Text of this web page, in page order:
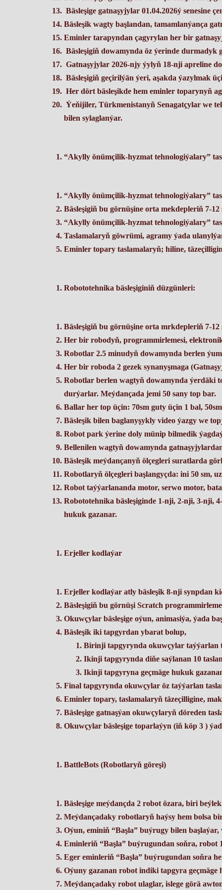
Bäsleşige gatnaşyjylar 01.04.2026ý senesine
Bäsleşik wagty başlandan, tamamlanýança
Eminler tarapyndan çagyrylan her bir
Bäsleşigiň dowamynda öz ýerinde durmadyk
Gatnaşyjylar 2026-njy ýylyň 18-nji apreline
Bäsleşigiň geçirilýän ýeri, aşakda ýazylmak
Her dört bäsleşikde hem eminler toparynyň
Ýeňijiler, Türkmenistanyň Senagatçylar we
bilen sylaglanýar.
“Akylly önümçilik-hyzmat tehnologiýalary”
“Akylly önümçilik-hyzmat tehnologiýalary”
Bäsleşigiň bu görnüşine orta mekdepleriň 7-
“Akylly önümçilik-hyzmat tehnologiýalary”
Taslamalaryň göwrümi, agramy ýada
Eminler topary taslamalaryň; hiline,
Robototehnika bäsleşiginiň düzgünleri:
Bäsleşigiň bu görnüşine orta mrkdepleriň 7-
Her bir robodyň, programmirlemesi,
Robotlar 2.5 minudyň dowamynda berlen
Her bir roboda 2 gezek synanyşmaga
Robotlar berlen wagtyň dowamynda ýerdäki
durýarlar. Meýdançada jemi 50 sany top bar.
Ballar her top üçin: 70sm guty üçin 1 bal,
Bäsleşik bilen baglanyşykly video ýazgy we
Robot park ýerine doly münip bilmedik
Bellenilen wagtyň dowamynda
Bäsleşik meýdançanyň ölçegleri suratlarda
Robotlaryň ölçegleri başlangyçda: ini 50 sm,
Robot taýýarlananda motor, serwo motor,
Robototehnika bäsleşiginde 1-nji, 2-nji, 3-nji,
hukuk gazanar.
Erjeller kodlaýar
Erjeller kodlaýar atly bäsleşik 8-nji synpdan
Bäsleşigiň bu görnüşi Sсratch
Okuwçylar bäsleşige oýun, animasiýa, ýada
Bäsleşik iki tapgyrdan ybarat bolup,
Birinji tapgyrynda okuwçylar taýýarlan
Ikinji tapgyrynda diňe saýlanan 10
Ikinji tapgyryna geçmäge hukuk
Final tapgyrynda okuwçylar öz taýýarlan
Eminler topary, taslamalaryň täzeçilligine,
Bäsleşige gatnaşýan okuwçylaryň döreden
Okuwçylar bäsleşige toparlaýyn (iň köp 3 )
BattleBots (Robotlaryň göreşi)
Bäsleşige meýdançda 2 robot özara, biri
Meýdançadaky robotlaryň haýsy hem bolsa
Oýun, eminiň “Başla” buýrugy bilen
Eminleriň “Başla” buýrugundan soňra, robot
Eger eminleriň “Başla” buýrugundan soňra
Oýuny gazanan robot indiki tapgyra geçmäge
Meýdançadaky robot ulaglar, islege görä